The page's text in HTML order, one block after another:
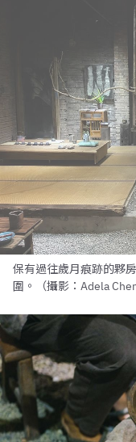
保有過往歲月痕跡的夥
圍。（攝影：Adela